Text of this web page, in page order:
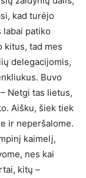
kad turėjo
labai patiko
kitus, tad mes
delegacijomis,
Buvo
Netgi tas lietus,
Aišku, šiek tiek
ir neperšalome.
kaimelį,
nes kai
kitų –